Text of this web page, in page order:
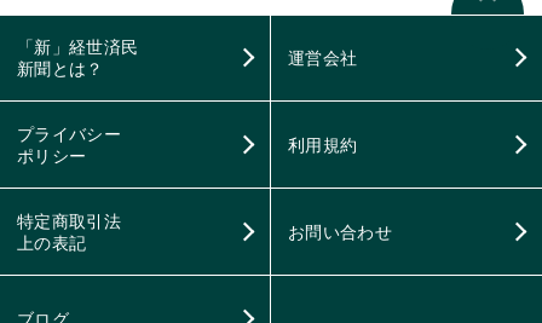
「新」経世済民
新聞とは？
運営会社
プライバシー
ポリシー
利用規約
特定商取引法
上の表記
お問い合わせ
ブログ